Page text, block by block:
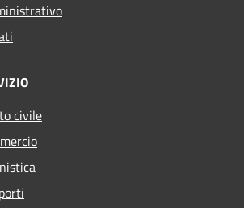
civile